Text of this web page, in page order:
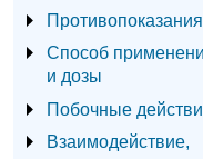
Противопоказания
Способ
и дозы
Побочные
Взаимодействие,